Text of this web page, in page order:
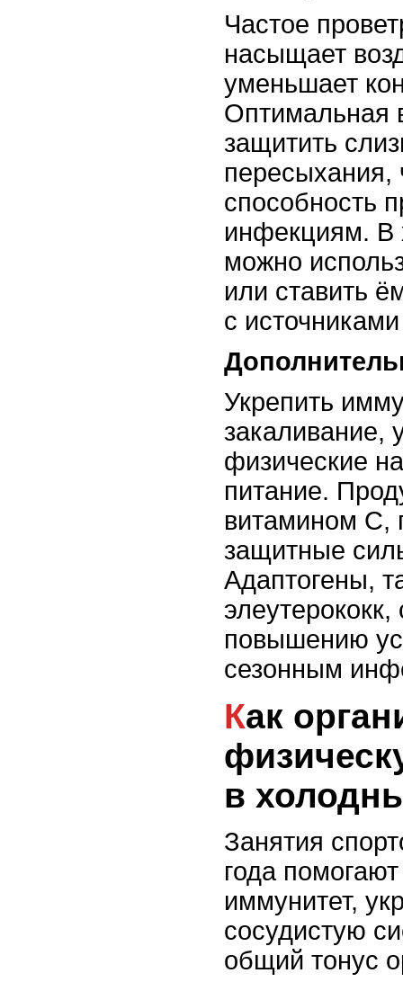
Частое
насыщает
уменьшает
Оптимальная
защитить
пересыхания,
способность
инфекциям. В
можно
или ставить
с
Укрепить
закаливание,
физические
питание.
витамином C,
защитные
Адаптогены,
повышению
сезонным
Как организовать
в
Занятия
года
иммунитет,
сосудистую
общий тонус